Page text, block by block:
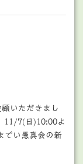
いただきまし
11/7(日)10:00よ
でい愚真会の新